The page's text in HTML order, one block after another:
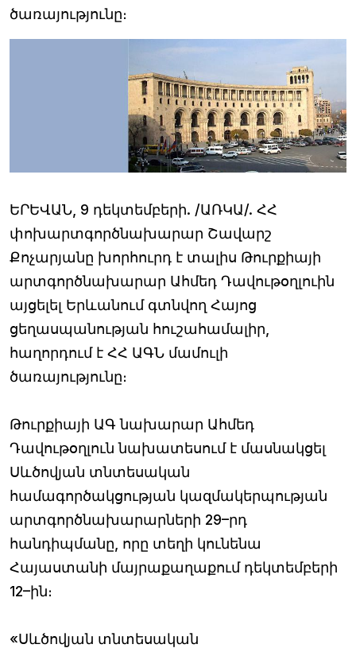
ծառայությունը։
ԵՐԵՎԱՆ, 9 դեկտեմբերի. /ԱՌԿԱ/. ՀՀ
փոխարտգործնախարար Շավարշ
Քոչարյանը խորհուրդ է տալիս Թուրքիայի
արտգործնախարար Ահմեդ Դավութօղլուին
այցելել Երևանում գտնվող Հայոց
ցեղասպանության հուշահամալիր,
հաղորդում է ՀՀ ԱԳՆ մամուլի
ծառայությունը։
Թուրքիայի ԱԳ նախարար Ահմեդ
Դավութօղլուն նախատեսում է մասնակցել
Սևծովյան տնտեսական
համագործակցության կազմակերպության
արտգործնախարարների 29–րդ
հանդիպմանը, որը տեղի կունենա
Հայաստանի մայրաքաղաքում դեկտեմբերի
12–ին։
«Սևծովյան տնտեսական